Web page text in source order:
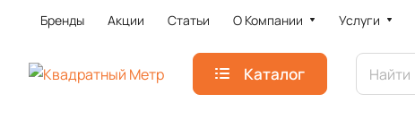
Бренды Акции Статьи О Компании Услуги
Каталог